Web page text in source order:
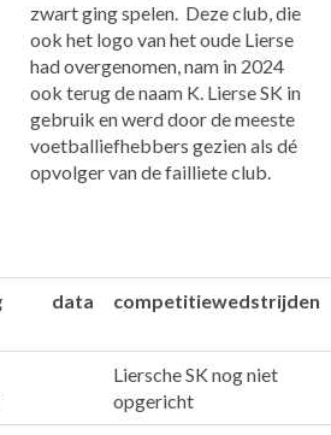
zwart ging spelen. Deze club, die
ook het logo van het oude Lierse
had overgenomen, nam in 2024
ook terug de naam K. Lierse SK in
gebruik en werd door de meeste
voetballiefhebbers gezien als dé
opvolger van de failliete club.
data competitiewedstrijden
Liersche SK nog niet
opgericht